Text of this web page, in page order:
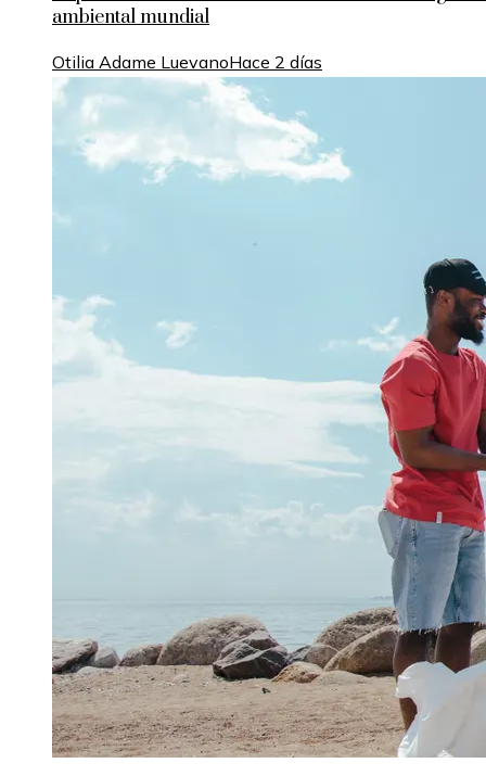
ambiental mundial
Otilia Adame LuevanoHace 2 días